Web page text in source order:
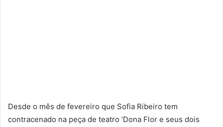
Desde o mês de fevereiro que Sofia Ribeiro tem
contracenado na peça de teatro ‘Dona Flor e seus dois